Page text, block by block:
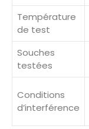
Température
de test
Souches
testées
Conditions
d’interférence